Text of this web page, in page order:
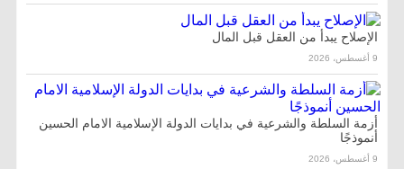
الإصلاح يبدأ من العقل قبل المال
9 أغسطس، 2026
أزمة السلطة والشرعية في بدايات الدولة الإسلامية ‌الامام الحسين
أنموذجًا
9 أغسطس، 2026